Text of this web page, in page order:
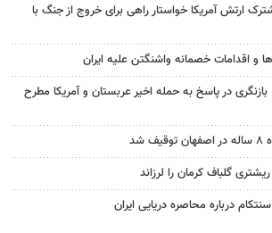
ارتش آمریکا خواستار راهی برای خروج از جنگ با
و اقدامات خصمانه واشنگتن علیه ایران
بازنگری در پاسخ به حمله اخیر عربستان و آمریکا مطرح
درباره محاصره دریایی ایران